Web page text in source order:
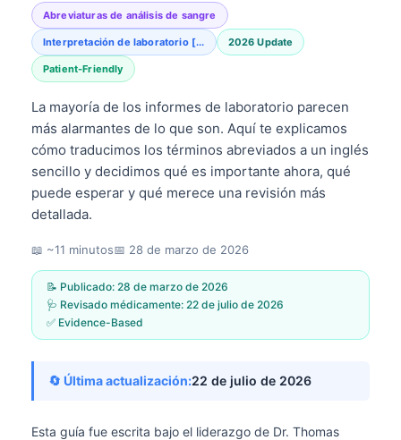
Abreviaturas de análisis de sangre
Interpretación de laboratorio [... 2026 Update
Patient-Friendly
La mayoría de los informes de laboratorio parecen
más alarmantes de lo que son. Aquí te explicamos
cómo traducimos los términos abreviados a un inglés
sencillo y decidimos qué es importante ahora, qué
puede esperar y qué merece una revisión más
detallada.
📖 ~11 minutos📅 28 de marzo de 2026
📝 Publicado: 28 de marzo de 2026
🩺 Revisado médicamente: 22 de julio de 2026
✅ Evidence-Based
🔄 Última actualización:22 de julio de 2026
Esta guía fue escrita bajo el liderazgo de Dr. Thomas